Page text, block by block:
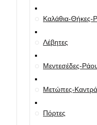
Καλάθια-Θήκες-
Λέβητες
Μεντεσέδες-
Μετώπες-
Πόρτες